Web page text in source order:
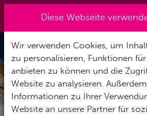
Diese Webseite
Wir verwenden Cookies, um
zu personalisieren, Funktionen
anbieten zu können und die
Website zu analysieren.
Informationen zu Ihrer
Website an unsere Partner für